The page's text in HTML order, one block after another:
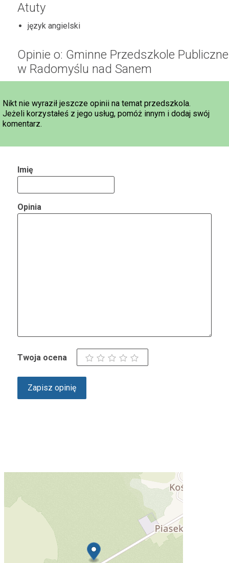
Atuty
język angielski
Opinie o: Gminne Przedszkole Publiczne
w Radomyślu nad Sanem
Nikt nie wyraził jeszcze opinii na temat przedszkola.
Jeżeli korzystałeś z jego usług, pomóż innym i dodaj swój
komentarz.
Imię
Opinia
Twoja ocena